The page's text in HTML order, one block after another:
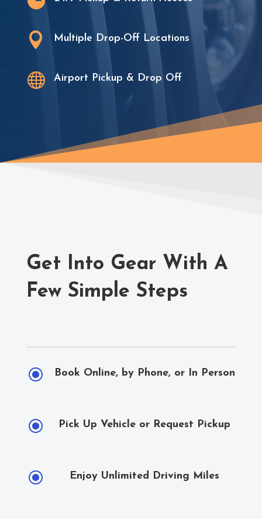
 Multiple Drop-Off Locations
 Airport Pickup & Drop Off
Get Into Gear With A
Few Simple Steps
\ Book Online, by Phone, or In Person
\ Pick Up Vehicle or Request Pickup
\ Enjoy Unlimited Driving Miles